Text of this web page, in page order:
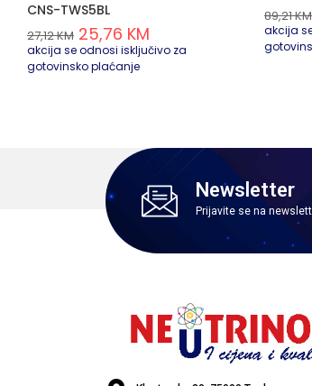
CNS-TWS5BL
27,12KM 25,76 KM
akcija se odnosi isključivo za
gotovinsko plaćanje
89,21KM
akcija
Newsletter
Prijavite se na